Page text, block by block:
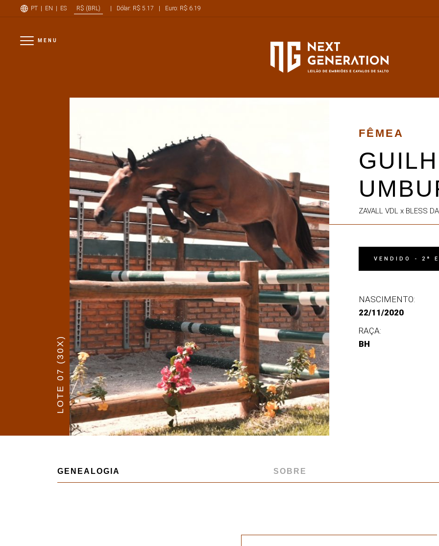
PT| EN | ES R$ (BRL) | Dólar: R$ 5.17 | Euro: R$ 6.19
MENU
LOTE 07 (30X)
FÊMEA
ZAVALL VDL x BLESS
VENDIDO - 2ª
NASCIMENTO:
22/11/2020
RAÇA:
BH
GENEALOGIA SOBRE